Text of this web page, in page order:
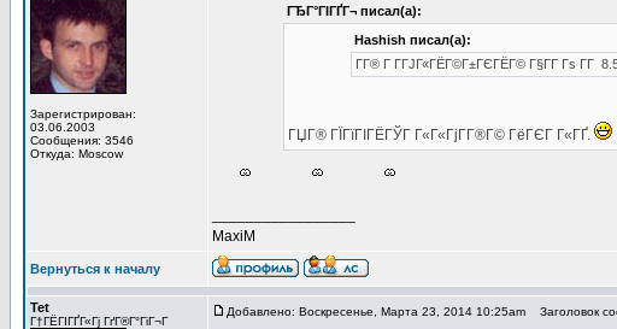
Зарегистрирован:
03.06.2003
Сообщения: 3546
Откуда: Moscow
ГЂГ°ГІГҐГ¬ писал(а):
Hashish писал(а):
Г­Г® Г Г­ГЈГ«ГЁГ©Г±ГЄГЁГ© Г§Г­Г Гѕ Г­Г
ГЏГ® ГЇГїГІГЁГЎГ Г«Г«ГјГ­Г®Г© ГёГЄГ Г«ГҐ.
MaxiM
Вернуться к началу
Tet
Г†ГЁГІГҐГ«Гј ГґГ®Г°ГіГ¬Г
Добавлено: Воскресенье, Марта 23, 2014 10:25am Заголовок